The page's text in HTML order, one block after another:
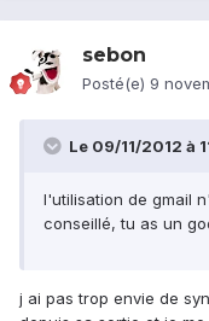
sebon
Posté(e) 9
Le 09/11/2012 à
l'utilisation de gmail
conseillé, tu as un
j ai pas trop envie de